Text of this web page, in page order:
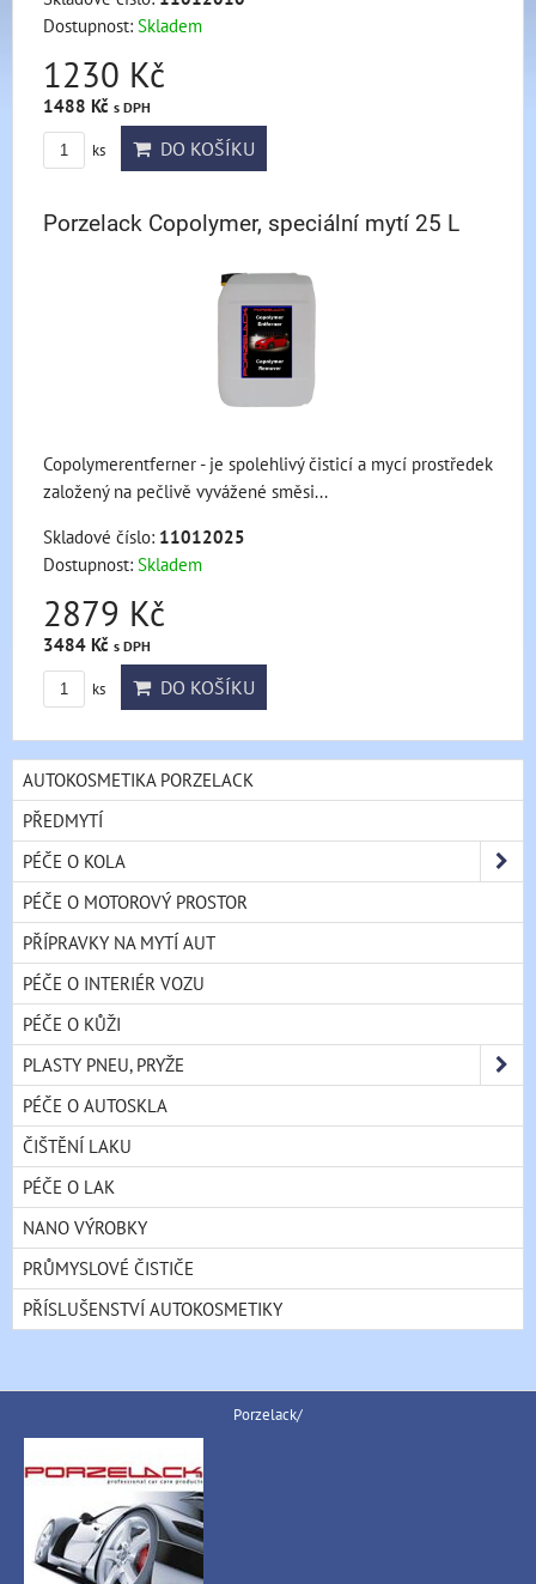
Dostupnost: Skladem
1230 Kč
1488 Kč s DPH
ks DO KOŠÍKU
Porzelack Copolymer, speciální mytí 25 L
Copolymerentferner - je spolehlivý čisticí a mycí prostředek
založený na pečlivě vyvážené směsi...
Skladové číslo: 11012025
Dostupnost: Skladem
2879 Kč
3484 Kč s DPH
ks DO KOŠÍKU
AUTOKOSMETIKA PORZELACK
PŘEDMYTÍ
PÉČE O KOLA
PÉČE O MOTOROVÝ PROSTOR
PŘÍPRAVKY NA MYTÍ AUT
PÉČE O INTERIÉR VOZU
PÉČE O KŮŽI
PLASTY PNEU, PRYŽE
PÉČE O AUTOSKLA
ČIŠTĚNÍ LAKU
PÉČE O LAK
NANO VÝROBKY
PRŮMYSLOVÉ ČISTIČE
PŘÍSLUŠENSTVÍ AUTOKOSMETIKY
Porzelack/